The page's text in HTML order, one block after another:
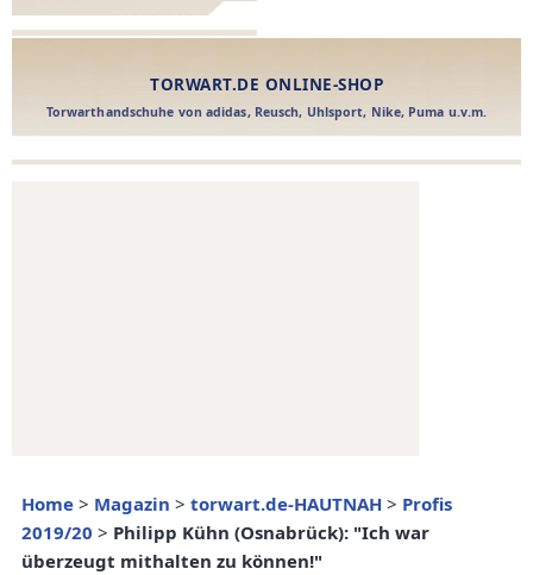
Home > Magazin > torwart.de-HAUTNAH > Profis
2019/20 > Philipp Kühn (Osnabrück): "Ich war
überzeugt mithalten zu können!"